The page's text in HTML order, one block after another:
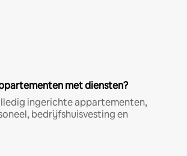
met diensten?
ingerichte appartementen,
bedrijfshuisvesting en